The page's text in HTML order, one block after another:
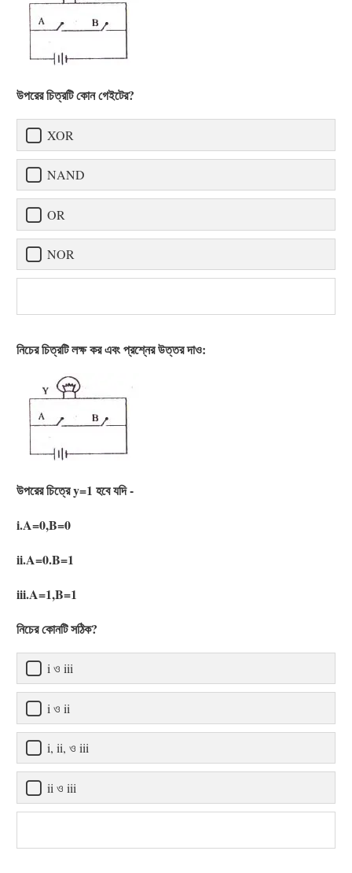
উপরের চিত্রটি কোন গেইটের?
XOR
NAND
OR
NOR
নিচের চিত্রটি লক্ষ কর এবং প্রশ্নের উত্তর দাও:
উপরের চিত্রে y=1 হবে যদি -
i.A=0,B=0
ii.A=0.B=1
iii.A=1,B=1
নিচের কোনটি সঠিক?
i ও iii
i ও ii
i, ii, ও iii
ii ও iii